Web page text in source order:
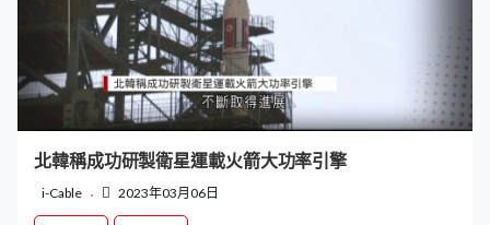
北韓稱成功研製衛星運載火箭大功率引擎
i-Cable 2023年03月06日